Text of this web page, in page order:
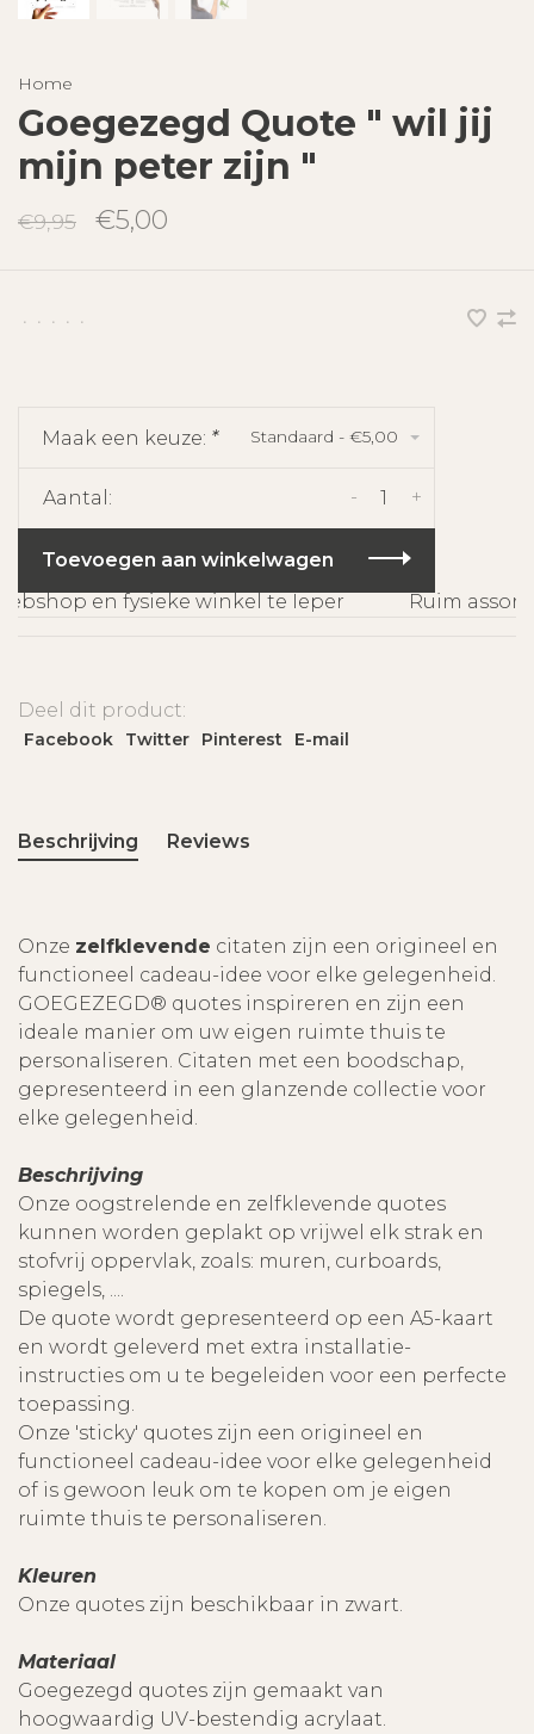
Home
Goegezegd Quote " wil jij
mijn peter zijn "
€9,95 €5,00
• • • • •
Maak een keuze: * Standaard - €5,00
Aantal: +
-
Toevoegen aan winkelwagen
en fysieke winkel te Ieper
Ruim
Deel dit product:
Facebook Twitter Pinterest E-mail
Beschrijving Reviews
Onze zelfklevende citaten zijn een origineel en
functioneel cadeau-idee voor elke gelegenheid.
GOEGEZEGD® quotes inspireren en zijn een
ideale manier om uw eigen ruimte thuis te
personaliseren. Citaten met een boodschap,
gepresenteerd in een glanzende collectie voor
elke gelegenheid.
Beschrijving
Onze oogstrelende en zelfklevende quotes
kunnen worden geplakt op vrijwel elk strak en
stofvrij oppervlak, zoals: muren, curboards,
spiegels, ....
De quote wordt gepresenteerd op een A5-kaart
en wordt geleverd met extra installatie-
instructies om u te begeleiden voor een perfecte
toepassing.
Onze 'sticky' quotes zijn een origineel en
functioneel cadeau-idee voor elke gelegenheid
of is gewoon leuk om te kopen om je eigen
ruimte thuis te personaliseren.
Kleuren
Onze quotes zijn beschikbaar in zwart.
Materiaal
Goegezegd quotes zijn gemaakt van
hoogwaardig UV-bestendig acrylaat.